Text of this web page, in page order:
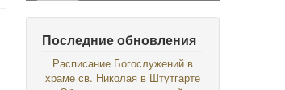
Последние обновления
Расписание Богослужений в
храме св. Николая в Штутгарте